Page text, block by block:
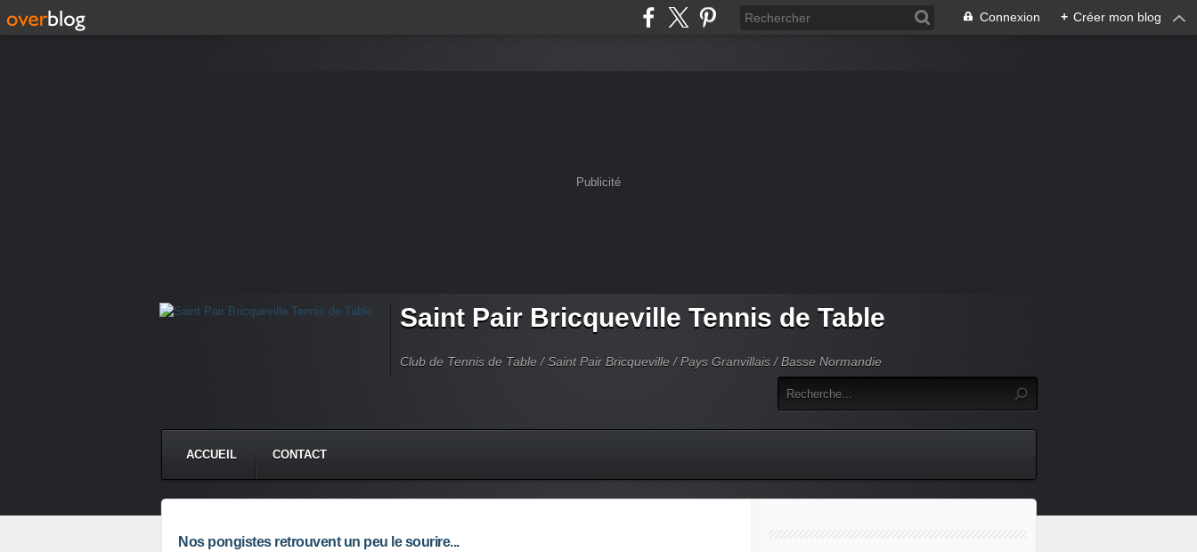
Connexion + Créer mon blog
Publicité
Saint Pair Bricqueville Tennis de Table
Club de Tennis de Table / Saint Pair Bricqueville / Pays Granvillais / Basse Normandie
ACCUEIL CONTACT
Nos pongistes retrouvent un peu le sourire...